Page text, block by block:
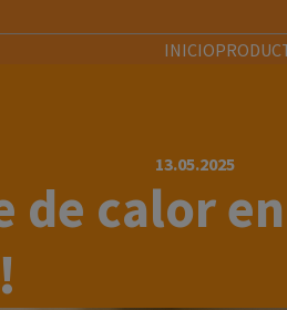
INICIO
13.05.2025
de calor